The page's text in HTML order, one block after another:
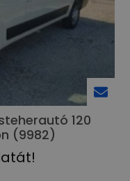
120
(9982)